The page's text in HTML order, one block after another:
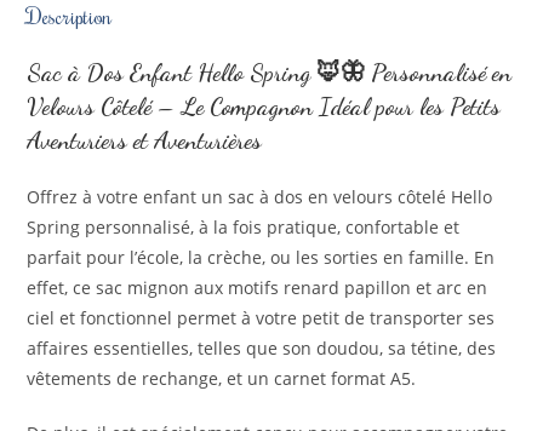
Description
Sac à Dos Enfant Hello Spring 🦊🦋 Personnalisé en
Velours Côtelé – Le Compagnon Idéal pour les Petits
Aventuriers et Aventurières
Offrez à votre enfant un sac à dos en velours côtelé Hello
Spring personnalisé, à la fois pratique, confortable et
parfait pour l’école, la crèche, ou les sorties en famille. En
effet, ce sac mignon aux motifs renard papillon et arc en
ciel et fonctionnel permet à votre petit de transporter ses
affaires essentielles, telles que son doudou, sa tétine, des
vêtements de rechange, et un carnet format A5.